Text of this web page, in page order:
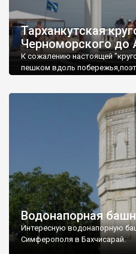
Тарханкутская
Черноморского до
К сожалению настоящей
пешком вдоль
Водонапорная
Интересную водонапорную
Симферополя в Бахчисарай.